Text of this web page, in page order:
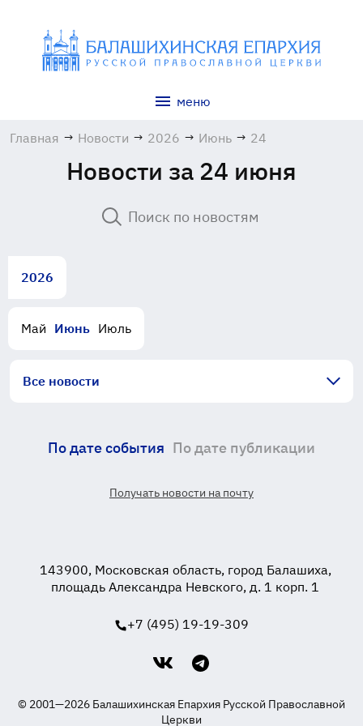
меню
Главная → Новости → 2026 → Июнь → 24
Новости за 24 июня
2026
Май Июнь Июль
Все новости
По дате события По дате публикации
Получать новости на почту
143900, Московская область, город Балашиха,
площадь Александра Невского, д. 1 корп. 1
+7 (495) 19-19-309
© 2001—2026 Балашихинская Епархия Русской Православной
Церкви